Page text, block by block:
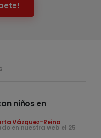
niños en
Vázquez-Reina
en nuestra web el 25